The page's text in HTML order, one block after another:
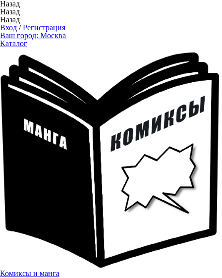
Назад
Назад
Назад
Вход /Регистрация
Ваш город: Москва
Каталог
Комиксы и манга